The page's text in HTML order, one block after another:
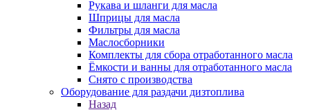
Рукава и шланги для масла
Шприцы для масла
Фильтры для масла
Маслосборники
Комплекты для сбора отработанного масла
Ёмкости и ванны для отработанного масла
Снято с производства
Оборудование для раздачи дизтоплива
Назад